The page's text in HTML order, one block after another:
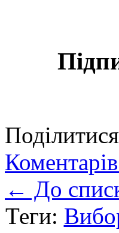
← До
Теги: